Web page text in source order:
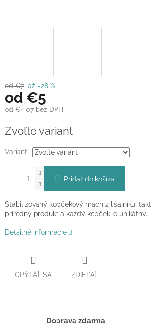
od €7 až –28 %
od €5
od €4,07 bez DPH
cena:
Zvoľte variant
Variant
Pridať do košíka
Stabilizovaný kopčekový mach z lišajníku,
prírodný produkt a každý kopček je unikátny.
Detailné informácie
OPÝTAŤ SA ZDIEĽAŤ
Doprava zdarma